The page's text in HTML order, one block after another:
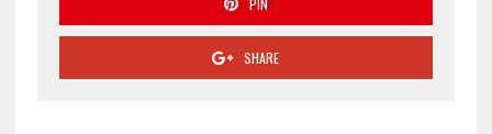
PIN
SHARE